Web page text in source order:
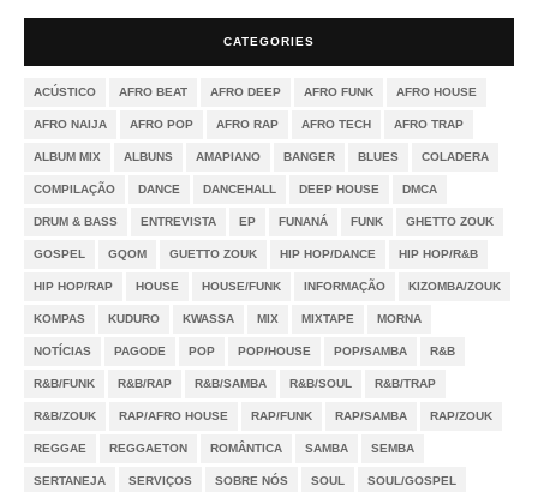
CATEGORIES
ACÚSTICO AFRO BEAT AFRO DEEP AFRO FUNK AFRO HOUSE
AFRO NAIJA AFRO POP AFRO RAP AFRO TECH AFRO TRAP
ALBUM MIX ALBUNS AMAPIANO BANGER BLUES COLADERA
COMPILAÇÃO DANCE DANCEHALL DEEP HOUSE DMCA
DRUM & BASS ENTREVISTA EP FUNANÁ FUNK GHETTO ZOUK
GOSPEL GQOM GUETTO ZOUK HIP HOP/DANCE HIP HOP/R&B
HIP HOP/RAP HOUSE HOUSE/FUNK INFORMAÇÃO KIZOMBA/ZOUK
KOMPAS KUDURO KWASSA MIX MIXTAPE MORNA
NOTÍCIAS PAGODE POP POP/HOUSE POP/SAMBA R&B
R&B/FUNK R&B/RAP R&B/SAMBA R&B/SOUL R&B/TRAP
R&B/ZOUK RAP/AFRO HOUSE RAP/FUNK RAP/SAMBA RAP/ZOUK
REGGAE REGGAETON ROMÂNTICA SAMBA SEMBA
SERTANEJA SERVIÇOS SOBRE NÓS SOUL SOUL/GOSPEL